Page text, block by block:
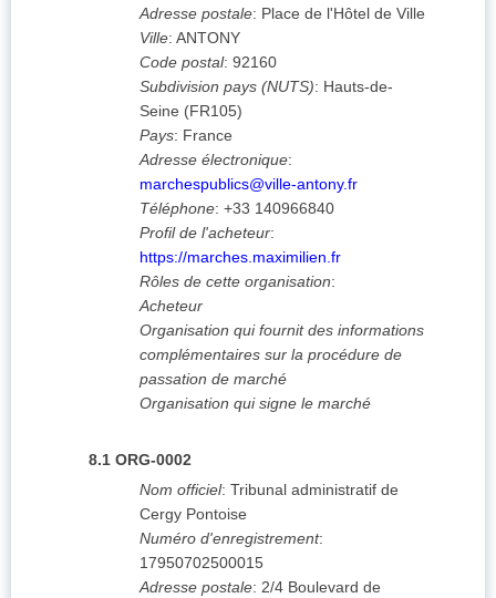
Adresse postale: Place de l'Hôtel de Ville
Ville: ANTONY
Code postal: 92160
Subdivision pays (NUTS): Hauts-de-
Seine (FR105)
Pays: France
Adresse électronique:
marchespublics@ville-antony.fr
Téléphone: +33 140966840
Profil de l'acheteur:
https://marches.maximilien.fr
Rôles de cette organisation:
Acheteur
Organisation qui fournit des informations
complémentaires sur la procédure de
passation de marché
Organisation qui signe le marché
8.1 ORG-0002
Nom officiel: Tribunal administratif de
Cergy Pontoise
Numéro d'enregistrement:
17950702500015
Adresse postale: 2/4 Boulevard de